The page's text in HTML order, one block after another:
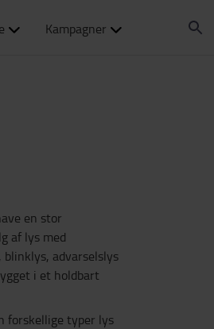
Kampagner
en stor
af lys med
advarselslys
i et holdbart
forskellige typer lys